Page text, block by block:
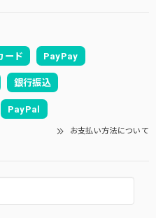
ード PayPay
銀行振込
PayPal
お支払い方法について